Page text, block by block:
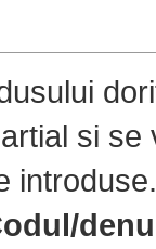
si
introduse.